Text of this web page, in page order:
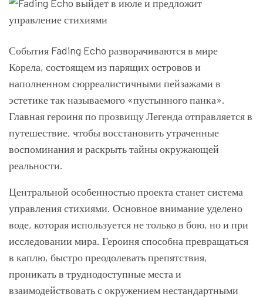
События Fading Echo разворачиваются в мире
Корела, состоящем из парящих островов и
наполненном сюрреалистичными пейзажами в
эстетике так называемого «пустынного панка».
Главная героиня по прозвищу Легенда отправляется в
путешествие, чтобы восстановить утраченные
воспоминания и раскрыть тайны окружающей
реальности.
Центральной особенностью проекта станет система
управления стихиями. Основное внимание уделено
воде, которая используется не только в бою, но и при
исследовании мира. Героиня способна превращаться
в каплю, быстро преодолевать препятствия,
проникать в труднодоступные места и
взаимодействовать с окружением нестандартными